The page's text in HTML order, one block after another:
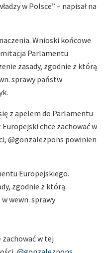
w Polsce” – napisał na
Wnioski końcowe
Parlamentu
zasady, zgodnie z którą
sprawy państw
z apelem do Parlamentu
chce zachować w
@gonzalezpons powinien
Europejskiego.
zgodnie z którą
wewn. sprawy
zachować w tej